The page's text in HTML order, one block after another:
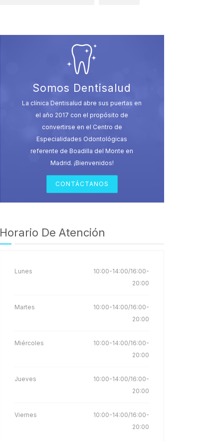
Somos Dentisalud
La clínica Dentisalud abre sus puertas en
el año 2017 con el propósito de
convertirse en el Centro de
Especialidades Odontológicas
referente de Boadilla del Monte en
Madrid. ¡Bienvenidos!
CONTÁCTANOS
Horario De Atención
Lunes
10:00-14:00/16:00-
20:00
Martes
10:00-14:00/16:00-
20:00
Miércoles
10:00-14:00/16:00-
20:00
Jueves
10:00-14:00/16:00-
20:00
Viernes
10:00-14:00/16:00-
20:00